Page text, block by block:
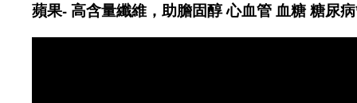
蘋果- 高含量纖維，助膽固醇 心血管 血糖 糖尿